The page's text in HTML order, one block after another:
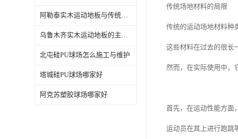
阿勒泰实木运动地板与传统场地的区别
乌鲁木齐实木运动地板的主要作用
北屯硅PU球场怎么施工与维护
塔城硅PU球场哪家好
阿克苏塑胶球场哪家好
传统场地材料的局限
传统的运动场地材料种
这些材料在过去的很长
然而，在实际使用中，
首先，在运动性能方面
运动员在其上进行跑跳